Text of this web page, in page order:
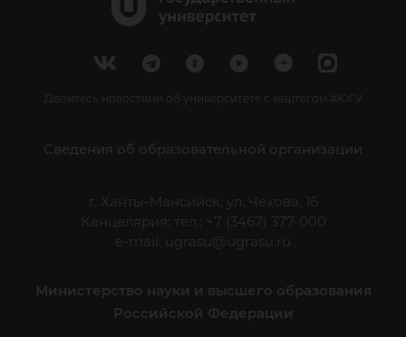
Делитесь новостями об университете с хештегом #ЮГУ
Сведения об образовательной организации
г. Ханты-Мансийск, ул. Чехова, 16
Канцелярия: тел.: +7 (3467) 377-000
e-mail:
ugrasu@ugrasu.ru
Министерство науки и высшего образования
Российской Федерации